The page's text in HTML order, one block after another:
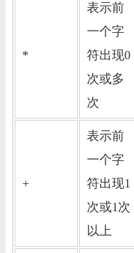
*
表示前
一个字
符出现0
次或多
次
+
表示前
一个字
符出现1
次或1次
以上